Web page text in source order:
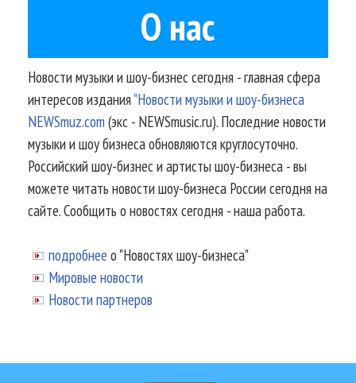
О нас
Новости музыки и шоу-бизнес сегодня - главная сфера
интересов издания"Новости музыки и шоу-бизнеса
NEWSmuz.com(экс - NEWSmusic.ru). Последние новости
музыки и шоу бизнеса обновляются круглосуточно.
Российский шоу-бизнес и артисты шоу-бизнеса - вы
можете читать новости шоу-бизнеса России сегодня на
сайте. Сообщить о новостях сегодня - наша работа.
подробнее о "Новостях шоу-бизнеса"
Мировые новости
Новости партнеров